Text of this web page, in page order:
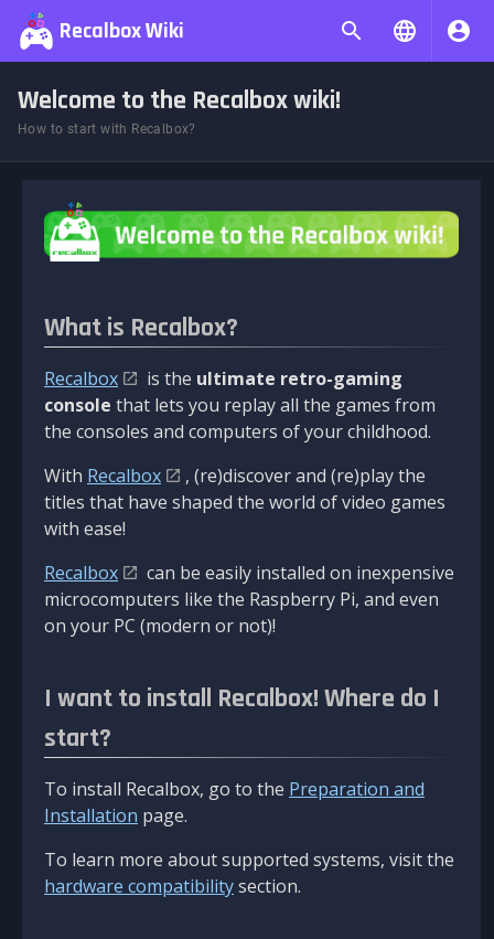
Recalbox Wiki
Welcome to the Recalbox wiki!
How to start with Recalbox?
What is Recalbox?
Recalbox is the ultimate retro-gaming
console that lets you replay all the games from
the consoles and computers of your childhood.
With Recalbox
, (re)discover and (re)play the
titles that have shaped the world of video games
with ease!
Recalbox
can be easily installed on inexpensive
microcomputers like the Raspberry Pi, and even
on your PC (modern or not)!
I want to install Recalbox! Where do I
start?
To install Recalbox, go to the Preparation and
Installation page.
To learn more about supported systems, visit the
hardware compatibilitysection.